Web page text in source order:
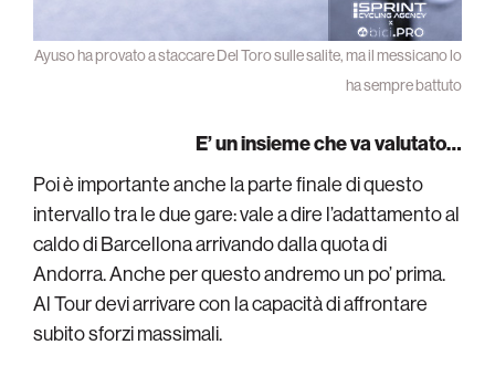
Ayuso ha provato a staccare Del Toro sulle salite, ma il messicano lo
ha sempre battuto
E’ un insieme che va valutato…
Poi è importante anche la parte finale di questo
intervallo tra le due gare: vale a dire l’adattamento al
caldo di Barcellona arrivando dalla quota di
Andorra. Anche per questo andremo un po’ prima.
Al Tour devi arrivare con la capacità di affrontare
subito sforzi massimali.